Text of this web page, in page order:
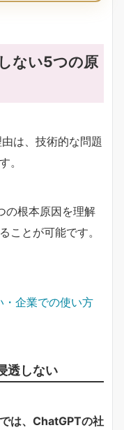
ない5つの原
は、技術的な問題
。
の根本原因を理解
ことが可能です。
企業での使い方
透しない
は、ChatGPTの社